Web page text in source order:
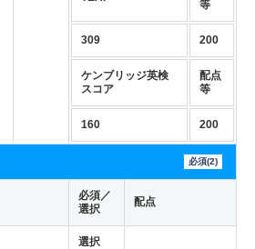
等
309 200
ケンブリッジ英検
スコア
配点
等
160 200
必須(2)
必須／
選択
配点
選択